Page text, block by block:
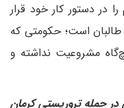
در دستور کار خود قرار
است؛ حکومتی که
مشروعیت نداشته و
حمله تروریستی کرمان